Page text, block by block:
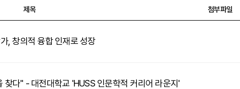
제목 첨부파일
, 창의적 융합 인재로 성장
다" - 대전대학교 'HUSS 인문학적 커리어 라운지'